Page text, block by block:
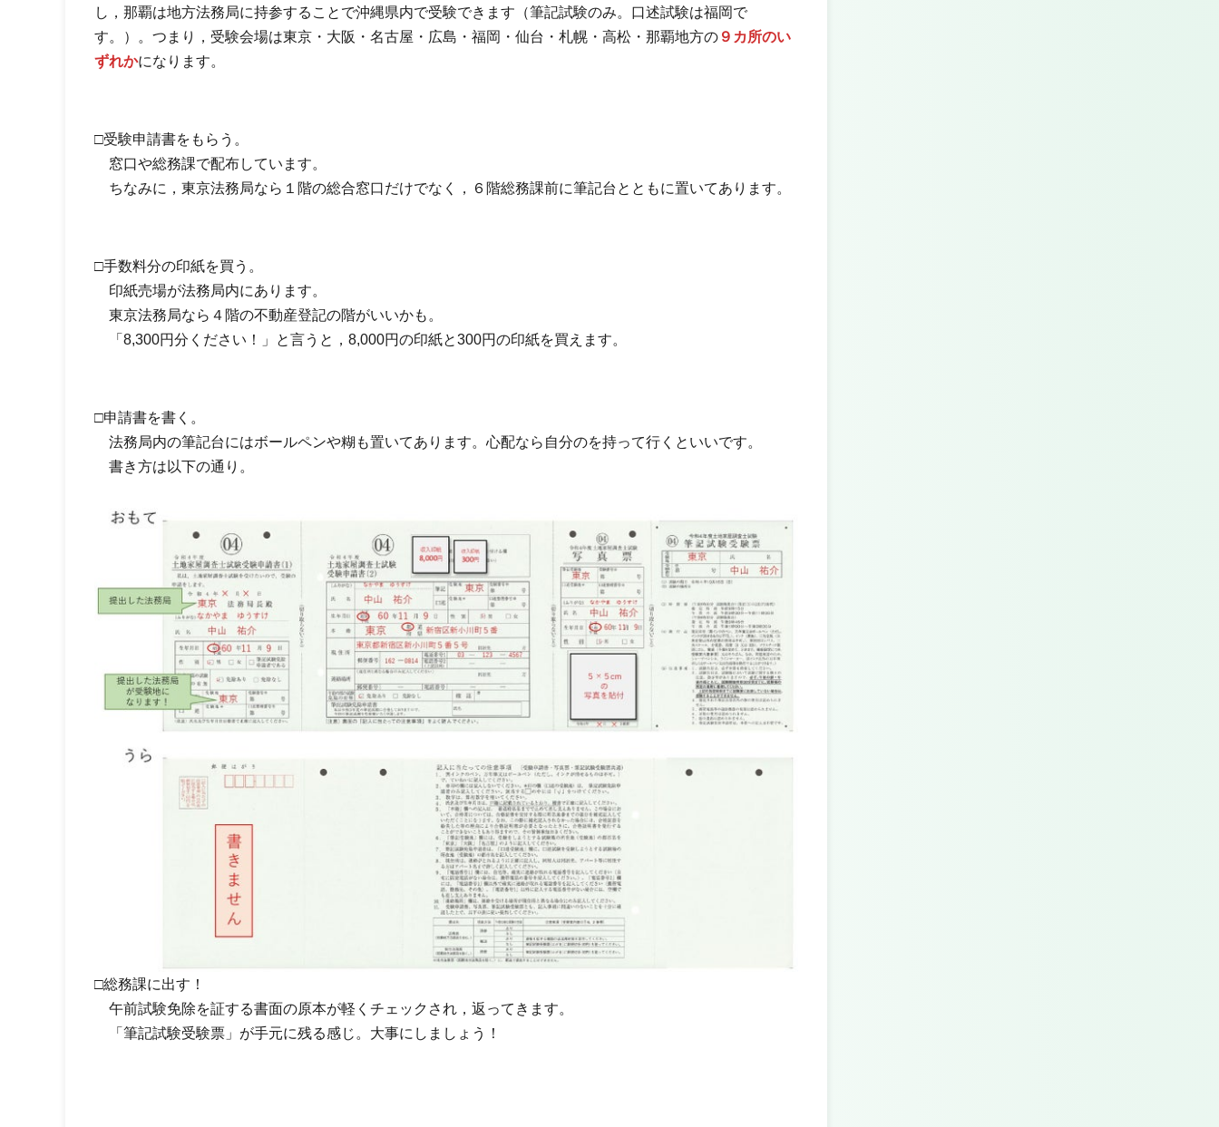
し，那覇は地方法務局に持参することで沖縄県内で受験できます（筆記試験のみ。口述試験は福岡で
す。）。つまり，受験会場は東京・大阪・名古屋・広島・福岡・仙台・札幌・高松・那覇地方の ９カ所のい
ずれかになります。
□受験申請書をもらう。
窓口や総務課で配布しています。
ちなみに，東京法務局なら１階の総合窓口だけでなく，６階総務課前に筆記台とともに置いてあります。
□手数料分の印紙を買う。
印紙売場が法務局内にあります。
東京法務局なら４階の不動産登記の階がいいかも。
「8,300円分ください！」と言うと，8,000円の印紙と300円の印紙を買えます。
□申請書を書く。
法務局内の筆記台にはボールペンや糊も置いてあります。心配なら自分のを持って行くといいです。
書き方は以下の通り。
□総務課に出す！
午前試験免除を証する書面の原本が軽くチェックされ，返ってきます。
「筆記試験受験票」が手元に残る感じ。大事にしましょう！